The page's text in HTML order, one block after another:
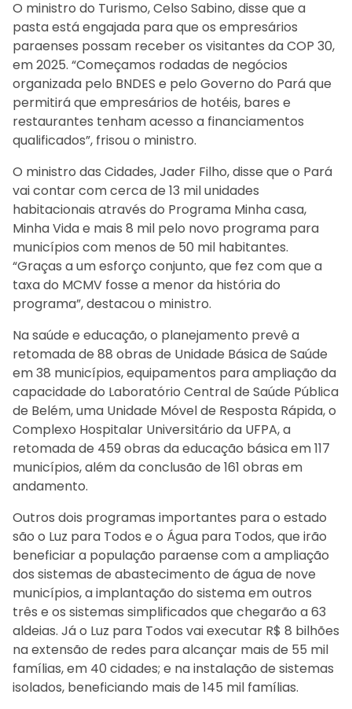
O ministro do Turismo, Celso Sabino, disse que a
pasta está engajada para que os empresários
paraenses possam receber os visitantes da COP 30,
em 2025. “Começamos rodadas de negócios
organizada pelo BNDES e pelo Governo do Pará que
permitirá que empresários de hotéis, bares e
restaurantes tenham acesso a financiamentos
qualificados”, frisou o ministro.
O ministro das Cidades, Jader Filho, disse que o Pará
vai contar com cerca de 13 mil unidades
habitacionais através do Programa Minha casa,
Minha Vida e mais 8 mil pelo novo programa para
municípios com menos de 50 mil habitantes.
“Graças a um esforço conjunto, que fez com que a
taxa do MCMV fosse a menor da história do
programa”, destacou o ministro.
Na saúde e educação, o planejamento prevê a
retomada de 88 obras de Unidade Básica de Saúde
em 38 municípios, equipamentos para ampliação da
capacidade do Laboratório Central de Saúde Pública
de Belém, uma Unidade Móvel de Resposta Rápida, o
Complexo Hospitalar Universitário da UFPA, a
retomada de 459 obras da educação básica em 117
municípios, além da conclusão de 161 obras em
andamento.
Outros dois programas importantes para o estado
são o Luz para Todos e o Água para Todos, que irão
beneficiar a população paraense com a ampliação
dos sistemas de abastecimento de água de nove
municípios, a implantação do sistema em outros
três e os sistemas simplificados que chegarão a 63
aldeias. Já o Luz para Todos vai executar R$ 8 bilhões
na extensão de redes para alcançar mais de 55 mil
famílias, em 40 cidades; e na instalação de sistemas
isolados, beneficiando mais de 145 mil famílias.